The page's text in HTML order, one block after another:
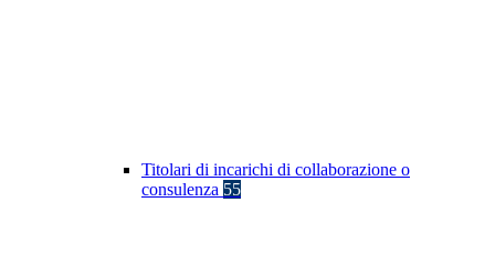
Titolari di incarichi di collaborazione o
consulenza 55